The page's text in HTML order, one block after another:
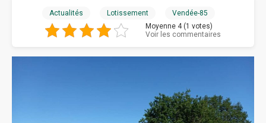
Actualités Lotissement
Vendée-85
Moyenne 4 (1 votes)
Voir les commentaires